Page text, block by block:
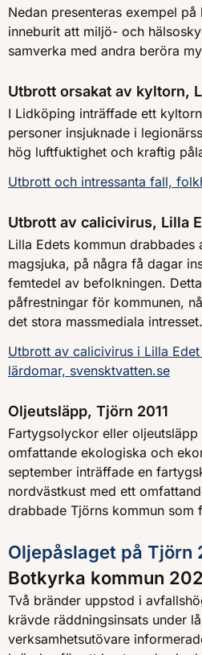
Nedan presenteras exempel på
inneburit att miljö- och
samverka med andra beröra
Utbrott orsakat av kyltorn,
I Lidköping inträffade ett
personer insjuknade i
hög luftfuktighet och kraftig
Utbrott och intressanta fall,
Utbrott av calicivirus, Lilla
Lilla Edets kommun
magsjuka, på några få dagar
femtedel av befolkningen.
påfrestningar för kommunen,
det stora massmediala intresset.
Utbrott av calicivirus i Lilla
lärdomar, svensktvatten.se
Oljeutsläpp, Tjörn 2011
Fartygsolyckor eller
omfattande ekologiska och
september inträffade en
nordvästkust med ett
drabbade Tjörns kommun som
Oljepåslaget på Tjörn
Botkyrka kommun
Två bränder uppstod i
krävde räddningsinsats under
verksamhetsutövare